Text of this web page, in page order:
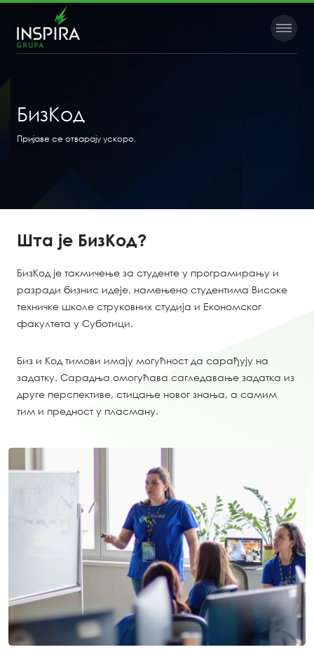
БизКод
Пријаве се отварају ускоро.
Шта је БизКод?
БизКод је такмичење за студенте у програмирању и
разради бизнис идеје, намењено студентима Високе
техничке школе струковних студија и Економског
факултета у Суботици.
Биз и Код тимови имају могућност да сарађују на
задатку. Сарадња омогућава сагледавање задатка из
друге перспективе, стицање новог знања, а самим
тим и предност у пласману.